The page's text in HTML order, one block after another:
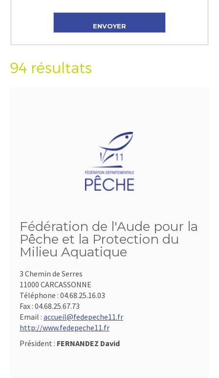
94 résultats
Fédération de l'Aude pour la
Pêche et la Protection du
Milieu Aquatique
3 Chemin de Serres
11000 CARCASSONNE
Téléphone : 04.68.25.16.03
Fax : 04.68.25.67.73
Email : accueil@fedepeche11.fr
http://www.fedepeche11.fr
Président : FERNANDEZ David